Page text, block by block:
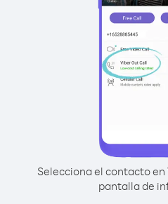
Selecciona el contacto en
pantalla de